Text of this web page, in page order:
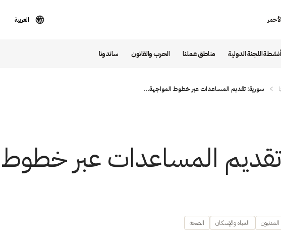
العربية
أنشطة اللجنة الدولية مناطق عملنا الحرب والقانون ساندونا
سورية: تقديم المساعدات عبر خطوط المواجهة...
المساعدات عبر خطوط
المياه والإسكان الصحة